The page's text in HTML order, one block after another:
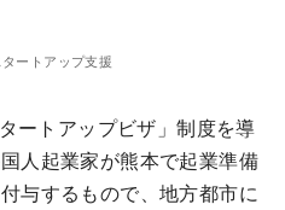
ートアップ支援
ートアップビザ」制度を導
人起業家が熊本で起業準備
与するもので、地方都市に